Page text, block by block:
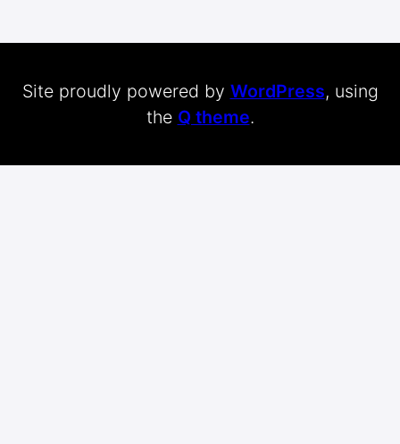
Site proudly powered by WordPress, using
the Q theme.